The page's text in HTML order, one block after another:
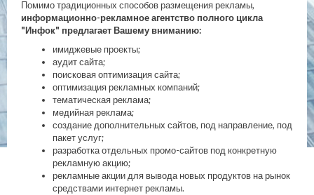
Помимо традиционных способов размещения рекламы,
информационно-рекламное агентство полного цикла
"Инфок" предлагает Вашему вниманию:
имиджевые проекты;
аудит сайта;
поисковая оптимизация сайта;
оптимизация рекламных компаний;
тематическая реклама;
медийная реклама;
создание дополнительных сайтов, под направление, под
пакет услуг;
разработка отдельных промо-сайтов под конкретную
рекламную акцию;
рекламные акции для вывода новых продуктов на рынок
средствами интернет рекламы.